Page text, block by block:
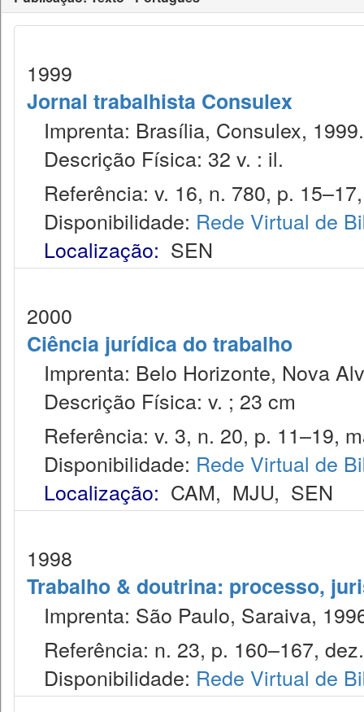
1999
Jornal trabalhista Consulex
Imprenta: Brasília, Consulex, 1999.
Descrição Física: 32 v. : il.
Referência: v. 16, n. 780, p.
Disponibilidade: Rede Virtual de
Localização: SEN
2000
Ciência jurídica do trabalho
Imprenta: Belo Horizonte, Nova
Descrição Física: v. ; 23 cm
Referência: v. 3, n. 20, p. 11–19,
Disponibilidade: Rede Virtual de
Localização: CAM, MJU, SEN
1998
Trabalho & doutrina: processo,
Imprenta: São Paulo, Saraiva,
Referência: n. 23, p. 160–167,
Disponibilidade: Rede Virtual de